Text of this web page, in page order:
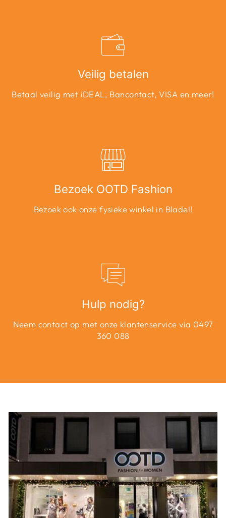
Veilig betalen
Betaal veilig met iDEAL, Bancontact, VISA en meer!
Bezoek OOTD Fashion
Bezoek ook onze fysieke winkel in Bladel!
Hulp nodig?
Neem contact op met onze klantenservice via 0497
360 088